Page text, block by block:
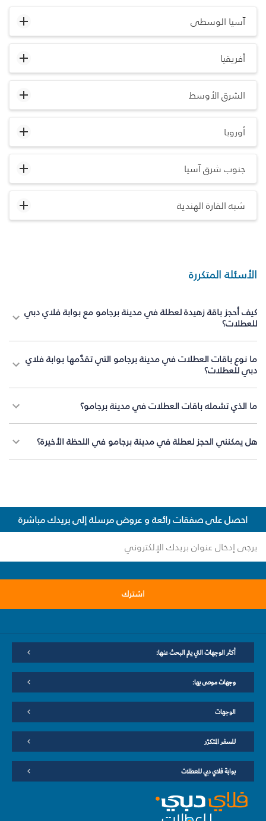
آسيا الوسطى
أفريقيا
الشرق الأوسط
أوروبا
جنوب شرق آسيا
شبه القارة الهندية
الأسئلة المتكررة
كيف أحجز باقة زهيدة لعطلة في مدينة برجامو مع بوابة فلاي دبي
للعطلات؟
ما نوع باقات العطلات في مدينة برجامو التي تقدّمها بوابة فلاي
دبي للعطلات؟
ما الذي تشمله باقات العطلات في مدينة برجامو؟
هل يمكنني الحجز لعطلة في مدينة برجامو في اللحظة الأخيرة؟
احصل على صفقات رائعة و عروض مرسلة إلى بريدك مباشرة
اشترك
أكثر الوجهات التي يتم البحث عنها:
وجهات موصى بها:
الوجهات
للسفر المتكرّر
بوابة فلاي دبي للعطلات